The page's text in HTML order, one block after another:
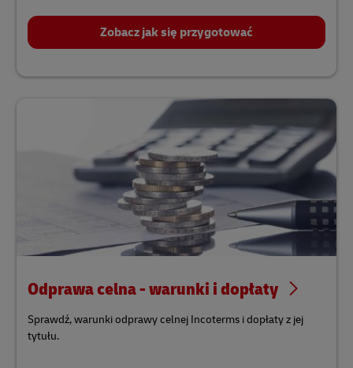
Zobacz jak się przygotować
Odprawa celna - warunki i dopłaty
Sprawdź, warunki odprawy celnej Incoterms i dopłaty z jej
tytułu.